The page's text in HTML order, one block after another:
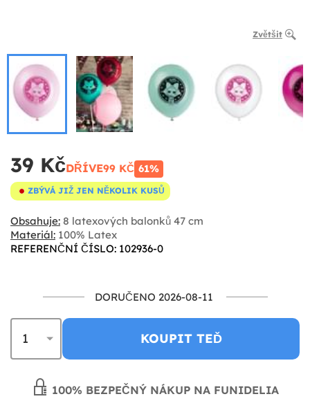
Zvětšit
39 KčDŘÍVE99 KČ 61%
ZBÝVÁ JIŽ JEN NĚKOLIK KUSŮ
Obsahuje: 8 latexových balonků 47 cm
Materiál: 100% Latex
REFERENČNÍ ČÍSLO: 102936-0
DORUČENO 2026-08-11
KOUPIT TEĎ
100% BEZPEČNÝ NÁKUP NA FUNIDELIA